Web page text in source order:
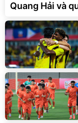
Quang Hải và